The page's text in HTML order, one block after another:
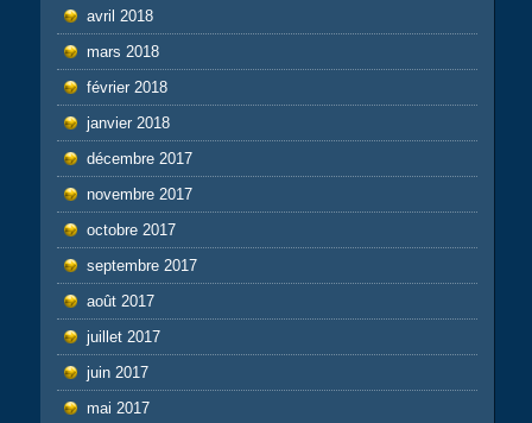
avril 2018
mars 2018
février 2018
janvier 2018
décembre 2017
novembre 2017
octobre 2017
septembre 2017
août 2017
juillet 2017
juin 2017
mai 2017